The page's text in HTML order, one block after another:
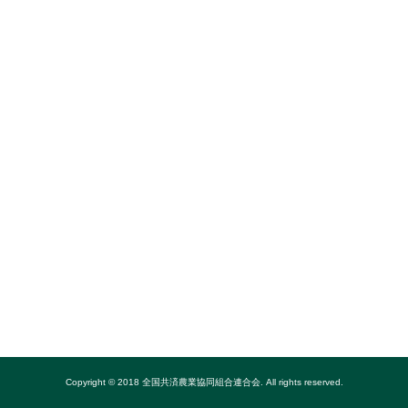
Copyright © 2018 全国共済農業協同組合連合会. All rights reserved.